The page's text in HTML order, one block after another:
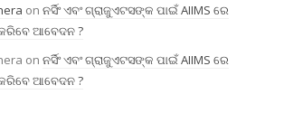
on ନର୍ସିଂ ଏବଂ ଗ୍ରାଜୁଏଟସଙ୍କ ପାଇଁ AIIMS ରେ
ଆବେଦନ ?
on ନର୍ସିଂ ଏବଂ ଗ୍ରାଜୁଏଟସଙ୍କ ପାଇଁ AIIMS ରେ
ଆବେଦନ ?